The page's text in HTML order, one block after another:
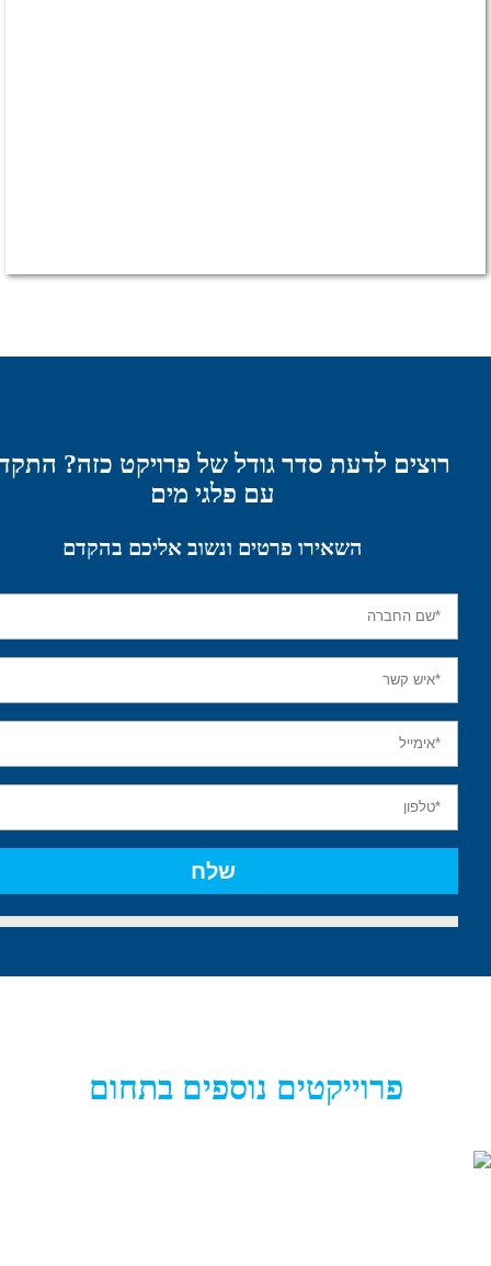
לדעת סדר גודל של פרויקט כזה? התקדמו
עם פלגי מים
השאירו פרטים ונשוב אליכם בהקדם
פרוייקטים נוספים בתחום